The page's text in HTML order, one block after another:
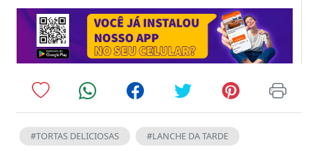
#TORTAS DELICIOSAS
#LANCHE DA TARDE